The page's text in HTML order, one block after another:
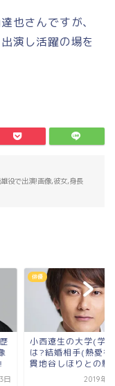
也さんですが、
演し活躍の場を
役で出演!画像,彼女,身長
日
俳優
小西遼生の大学(学
は?結婚相手(熱愛彼
貫地谷しほりとの馴
2019年5